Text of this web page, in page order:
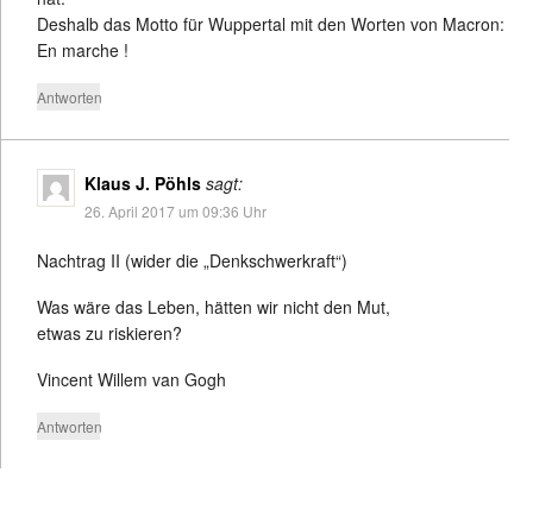
Deshalb das Motto für Wuppertal mit den Worten von Macron:
En marche !
Antworten
Klaus J. Pöhls sagt:
26. April 2017 um 09:36 Uhr
Nachtrag II (wider die „Denkschwerkraft“)
Was wäre das Leben, hätten wir nicht den Mut,
etwas zu riskieren?
Vincent Willem van Gogh
Antworten